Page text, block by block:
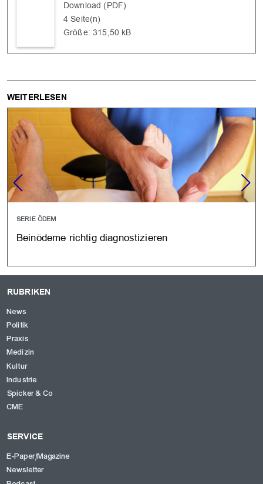
Download (PDF)
4 Seite(n)
Größe: 315,50 kB
WEITERLESEN
SERIE ÖDEM
Beinödeme richtig diagnostizieren
RUBRIKEN
News
Politik
Praxis
Medizin
Kultur
Industrie
Spicker & Co
CME
SERVICE
E-Paper/Magazine
Newsletter